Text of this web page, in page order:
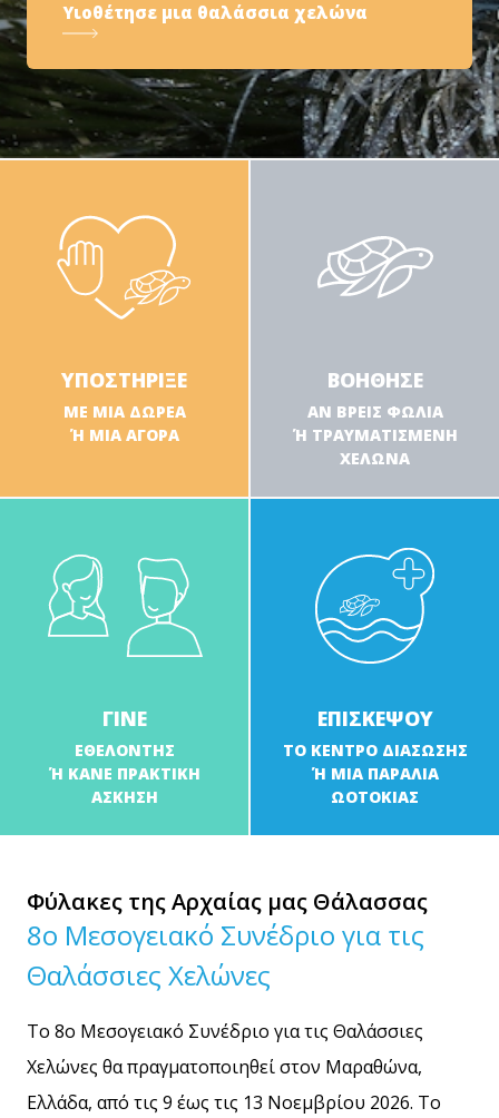
Υιοθέτησε μια θαλάσσια χελώνα
ΥΠΟΣΤΗΡΙΞΕ
ΜΕ ΜΙΑ ΔΩΡΕΑ
Ή ΜΙΑ ΑΓΟΡΑ
ΒΟΗΘΗΣΕ
ΑΝ ΒΡΕΙΣ ΦΩΛΙΑ
Ή ΤΡΑΥΜΑΤΙΣΜΕΝΗ
ΧΕΛΩΝΑ
ΓΙΝΕ
ΕΘΕΛΟΝΤΗΣ
Ή ΚΑΝΕ ΠΡΑΚΤΙΚΗ
ΑΣΚΗΣΗ
ΕΠΙΣΚΕΨΟΥ
ΤΟ ΚΕΝΤΡΟ ΔΙΑΣΩΣΗΣ
Ή ΜΙΑ ΠΑΡΑΛΙΑ
ΩΟΤΟΚΙΑΣ
Φύλακες της Αρχαίας μας Θάλασσας
8ο Μεσογειακό Συνέδριο για τις
Θαλάσσιες Χελώνες
Το 8ο Μεσογειακό Συνέδριο για τις Θαλάσσιες
Χελώνες θα πραγματοποιηθεί στον Μαραθώνα,
Ελλάδα, από τις 9 έως τις 13 Νοεμβρίου 2026. Το